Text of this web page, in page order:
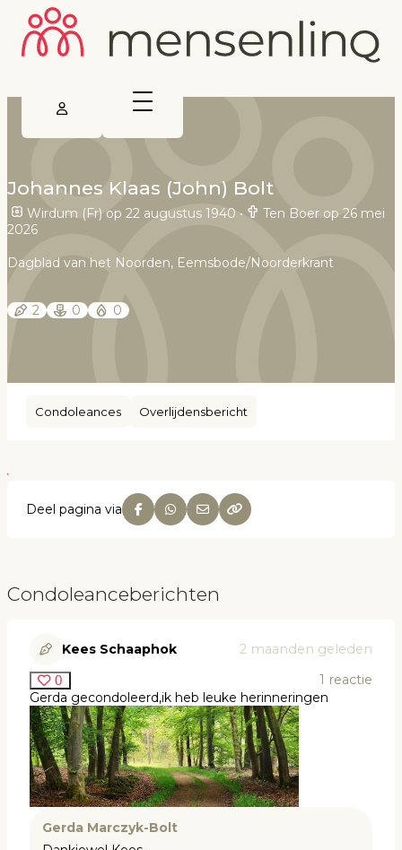
Johannes Klaas (John) Bolt
Wirdum (Fr) op 22 augustus 1940 •
Ten Boer op 26 mei
2026
Dagblad van het Noorden, Eemsbode/Noorderkrant
2 0 0
Condoleances Overlijdensbericht
Deel pagina via
Condoleanceberichten
Kees Schaaphok 2 maanden geleden
0 1 reactie
Gerda gecondoleerd,ik heb leuke herinneringen
Gerda Marczyk-Bolt